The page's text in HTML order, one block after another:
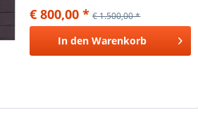
€ 800,00 * € 1.500,00 *
In den Warenkorb